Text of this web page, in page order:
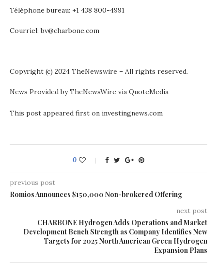
Téléphone bureau: +1 438 800-4991
Courriel:bv@charbone.com
Copyright (c) 2024 TheNewswire – All rights reserved.
News Provided by TheNewsWire via QuoteMedia
This post appeared first on investingnews.com
0
previous post
Romios Announces $150,000 Non-brokered Offering
next post
CHARBONE Hydrogen Adds Operations and Market
Development Bench Strength as Company Identifies New
Targets for 2025 North American Green Hydrogen
Expansion Plans